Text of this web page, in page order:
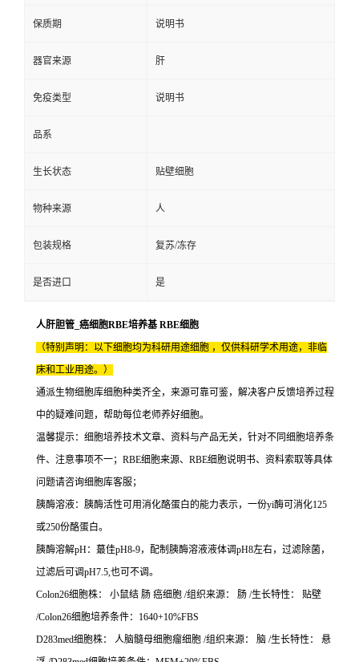
保质期 说明书
器官来源 肝
免疫类型 说明书
品系
生长状态 贴壁细胞
物种来源 人
包装规格 复苏/冻存
是否进口 是
人肝胆管_癌细胞RBE培养基 RBE细胞
（特别声明：以下细胞均为科研用途细胞 ，仅供科研学术用途，非临
床和工业用途。）
通派生物细胞库细胞种类齐全，来源可靠可鉴，解决客户反馈培养过程
中的疑难问题，帮助每位老师养好细胞。
温馨提示：细胞培养技术文章、资料与产品无关，针对不同细胞培养条
件、注意事项不一；RBE细胞来源、RBE细胞说明书、资料索取等具体
问题请咨询细胞库客服；
胰酶溶液：胰酶活性可用消化酪蛋白的能力表示，一份yi酶可消化125
或250份酪蛋白。
胰酶溶解pH：蕞佳pH8-9，配制胰酶溶液液体调pH8左右，过滤除菌，
过滤后可调pH7.5,也可不调。
Colon26细胞株： 小鼠结 肠 癌细胞 /组织来源： 肠 /生长特性： 贴壁
/Colon26细胞培养条件：1640+10%FBS
D283med细胞株： 人脑髓母细胞瘤细胞 /组织来源： 脑 /生长特性： 悬